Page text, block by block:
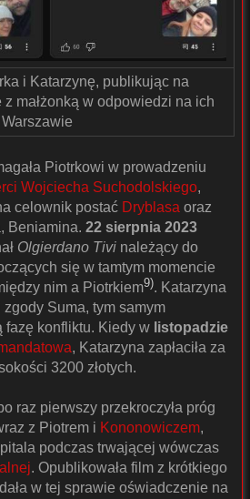
i Katarzynę, publikując na
małżonką w odpowiedzi na ich
Piotrkowi w prowadzeniu
Wojciecha Suchodolskiego,
celownik postać Dryblasa oraz
Beniamina. 22 sierpnia 2023
Olgierdano Tivi należący do
się w tamtym momencie
nim a Piotrkiem9). Katarzyna
zgody Suma, tym samym
fazę konfliktu. Kiedy w listopadzie
, Katarzyna zapłaciła za
3200 złotych.
raz pierwszy przekroczyła próg
z Piotrem i Kononowiczem,
podczas trwającej wówczas
. Opublikowała film z krótkiego
w tej sprawie oświadczenie na